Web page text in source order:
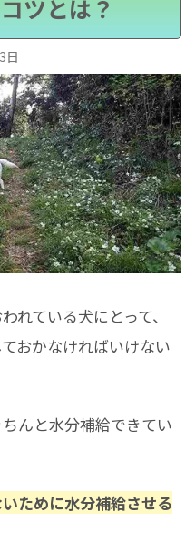
ツとは？
日
れている犬にとって、
おかなければいけない
んと水分補給できてい
ために水分補給させる